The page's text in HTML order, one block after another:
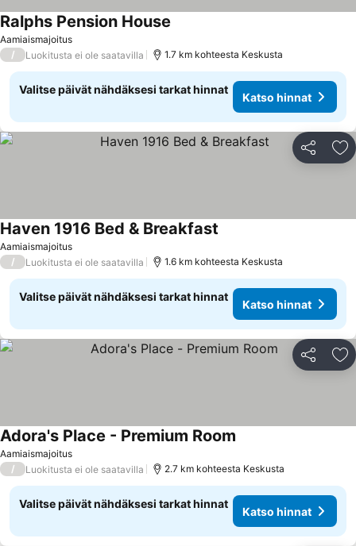
Aamiaismajoitus
Ralphs Pension House
/ Luokitusta ei ole saatavilla 1.7 km kohteesta Keskusta
Valitse päivät nähdäksesi tarkat hinnat
Katso hinnat
Jaa
Aamiaismajoitus
Haven 1916 Bed & Breakfast
/ Luokitusta ei ole saatavilla 1.6 km kohteesta Keskusta
Valitse päivät nähdäksesi tarkat hinnat
Katso hinnat
Jaa
Aamiaismajoitus
Adora's Place - Premium Room
/ Luokitusta ei ole saatavilla 2.7 km kohteesta Keskusta
Valitse päivät nähdäksesi tarkat hinnat
Katso hinnat